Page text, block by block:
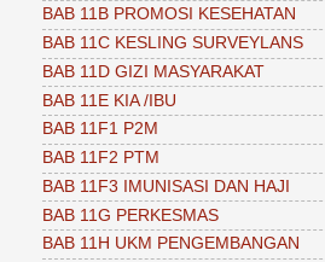
BAB 11B PROMOSI KESEHATAN
BAB 11C KESLING SURVEYLANS
BAB 11D GIZI MASYARAKAT
BAB 11E KIA /IBU
BAB 11F1 P2M
BAB 11F2 PTM
BAB 11F3 IMUNISASI DAN HAJI
BAB 11G PERKESMAS
BAB 11H UKM PENGEMBANGAN